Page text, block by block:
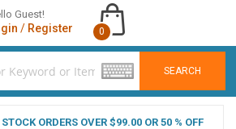
SEARCH
Guest!
/ Register 0
ORDERS OVER $99.00 OR 50 % OFF